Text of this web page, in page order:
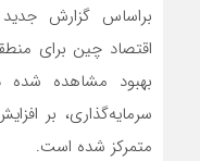
براساس گزارش جدید
اقتصاد چین برای
بهبود مشاهده شده
سرمایه‌گذاری، بر
متمرکز شده است.